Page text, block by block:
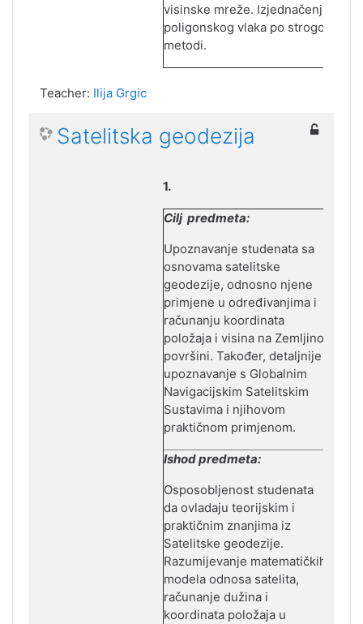
visinske mreže. Izjednačenje
poligonskog vlaka po strogoj
metodi.
Teacher: Ilija Grgic
Satelitska geodezija
1.
Cilj predmeta:
Upoznavanje studenata sa
osnovama satelitske
geodezije, odnosno njene
primjene u određivanjima i
računanju koordinata
položaja i visina na Zemljinoj
površini. Također, detaljnije
upoznavanje s Globalnim
Navigacijskim Satelitskim
Sustavima i njihovom
praktičnom primjenom.
Ishod predmeta:
Osposobljenost studenata
da ovladaju teorijskim i
praktičnim znanjima iz
Satelitske geodezije.
Razumijevanje matematičkih
modela odnosa satelita,
računanje dužina i
koordinata položaja u